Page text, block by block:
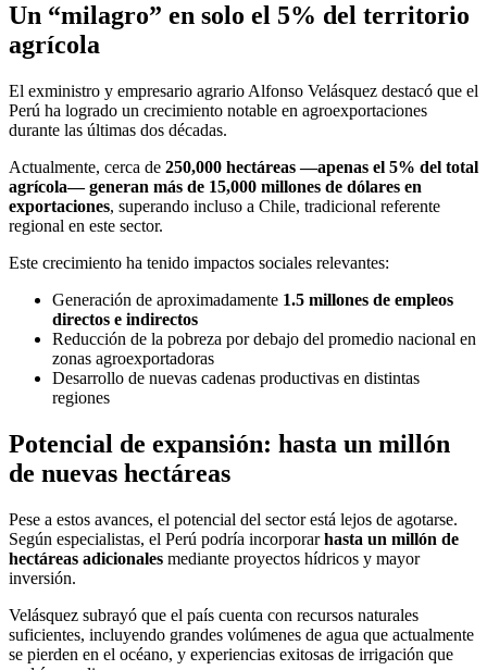
Un “milagro” en solo el 5% del territorio
agrícola
El exministro y empresario agrario Alfonso Velásquez destacó que el
Perú ha logrado un crecimiento notable en agroexportaciones
durante las últimas dos décadas.
Actualmente, cerca de 250,000 hectáreas —apenas el 5% del total
agrícola— generan más de 15,000 millones de dólares en
exportaciones, superando incluso a Chile, tradicional referente
regional en este sector.
Este crecimiento ha tenido impactos sociales relevantes:
Generación de aproximadamente 1.5 millones de empleos
directos e indirectos
Reducción de la pobreza por debajo del promedio nacional en
zonas agroexportadoras
Desarrollo de nuevas cadenas productivas en distintas
regiones
Potencial de expansión: hasta un millón
de nuevas hectáreas
Pese a estos avances, el potencial del sector está lejos de agotarse.
Según especialistas, el Perú podría incorporarhasta un millón de
hectáreas adicionales mediante proyectos hídricos y mayor
inversión.
Velásquez subrayó que el país cuenta con recursos naturales
suficientes, incluyendo grandes volúmenes de agua que actualmente
se pierden en el océano, y experiencias exitosas de irrigación que